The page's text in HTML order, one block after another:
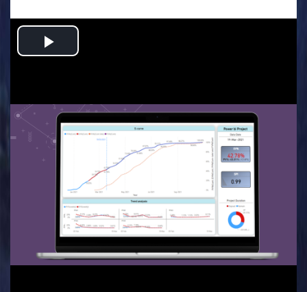
Play